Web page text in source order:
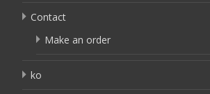
Contact
Make an order
ko